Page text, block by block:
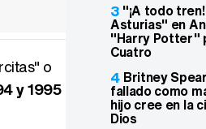
o
y 1995
3 "¡A todo
Asturias" en
"Harry Potter"
Cuatro
4 Britney
fallado como
hijo cree en la
Dios